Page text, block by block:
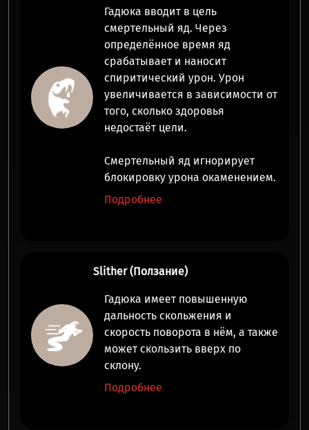
Гадюка вводит в цель
смертельный яд. Через
определённое время яд
срабатывает и наносит
спиритический урон. Урон
увеличивается в зависимости от
того, сколько здоровья
недостаёт цели.
Смертельный яд игнорирует
блокировку урона окаменением.
Подробнее
Slither (Ползание)
Гадюка имеет повышенную
дальность скольжения и
скорость поворота в нём, а также
может скользить вверх по
склону.
Подробнее